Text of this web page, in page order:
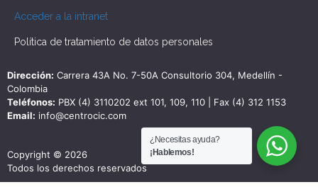
Acceder a la intranet
Política de tratamiento de datos personales
Dirección: Carrera 43A No. 7-50A Consultorio 304, Medellín -
Colombia
Teléfonos: PBX (4) 3110202 ext 101, 109, 110 | Fax (4) 312 1153
Email: info@centrocic.com
Copyright © 2026
Todos los derechos reservados
¿Necesitas ayuda?
¡Hablemos!